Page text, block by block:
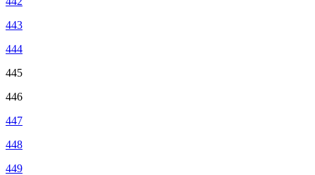
443
444
445
446
447
448
449